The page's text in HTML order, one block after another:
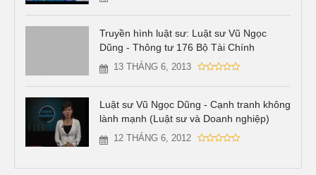
Truyền hình luật sư: Luật sư Vũ Ngọc
Dũng - Thông tư 176 Bộ Tài Chính
13 THÁNG 6, 2013
Luật sư Vũ Ngọc Dũng - Cạnh tranh không
lành mạnh (Luật sư và Doanh nghiệp)
12 THÁNG 6, 2012